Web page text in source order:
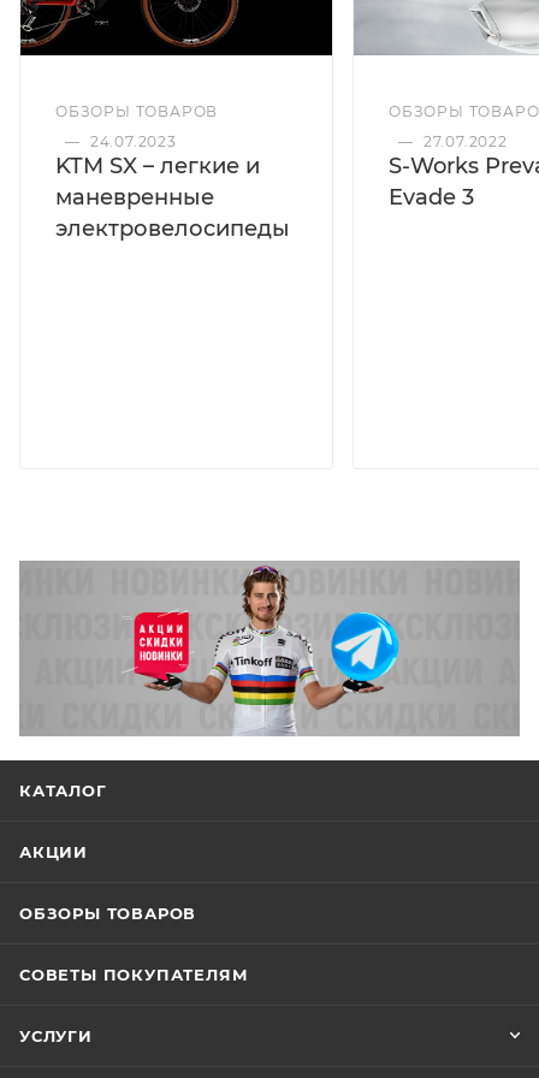
ОБЗОРЫ ТОВАРОВ
— 24.07.2023
KTM SX – легкие и
маневренные
электровелосипеды
ОБЗОРЫ
— 27.07.2022
S-Works
Evade 3
КАТАЛОГ
АКЦИИ
ОБЗОРЫ ТОВАРОВ
СОВЕТЫ ПОКУПАТЕЛЯМ
УСЛУГИ